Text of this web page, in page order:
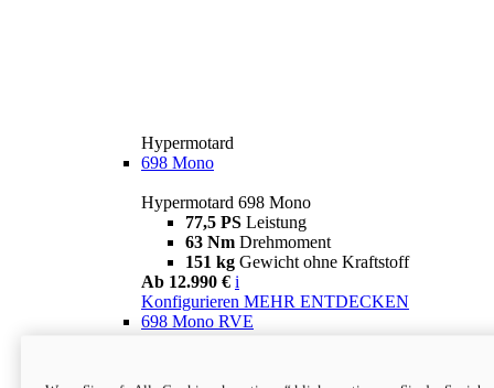
Hypermotard
698 Mono
Hypermotard 698 Mono
77,5 PS Leistung
63 Nm Drehmoment
151 kg Gewicht ohne Kraftstoff
Ab 12.990 € i
Konfigurieren MEHR ENTDECKEN
698 Mono RVE
77,5 PS
Leistung